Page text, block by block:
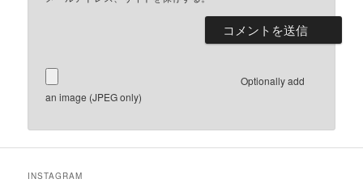
Optionally add
an image (JPEG only)
INSTAGRAM